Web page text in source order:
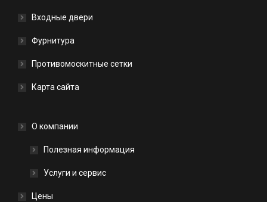
Входные двери
Фурнитура
Противомоскитные сетки
Карта сайта
О компании
Полезная информация
Услуги и сервис
Цены